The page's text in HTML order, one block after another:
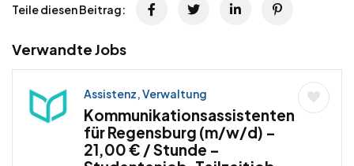
Teile diesen Beitrag:
Verwandte Jobs
Assistenz, Verwaltung
Kommunikationsassistenten
für Regensburg (m/w/d) –
21,00 € / Stunde –